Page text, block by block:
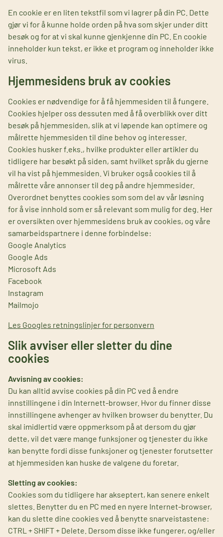
En cookie er en liten tekstfil som vi lagrer på din PC. Dette
gjør vi for å kunne holde orden på hva som skjer under ditt
besøk og for at vi skal kunne gjenkjenne din PC. En cookie
inneholder kun tekst, er ikke et program og inneholder ikke
virus.
Hjemmesidens bruk av cookies
Cookies er nødvendige for å få hjemmesiden til å fungere.
Cookies hjelper oss dessuten med å få overblikk over ditt
besøk på hjemmesiden, slik at vi løpende kan optimere og
målrette hjemmesiden til dine behov og interesser.
Cookies husker f.eks., hvilke produkter eller artikler du
tidligere har besøkt på siden, samt hvilket språk du gjerne
vil ha vist på hjemmesiden. Vi bruker også cookies til å
målrette våre annonser til deg på andre hjemmesider.
Overordnet benyttes cookies som som del av vår løsning
for å vise innhold som er så relevant som mulig for deg. Her
er oversikten over hjemmesidens bruk av cookies, og våre
samarbeidspartnere i denne forbindelse:
Google Analytics
Google Ads
Microsoft Ads
Facebook
Instagram
Mailmojo
Les Googles retningslinjer for personvern
Slik avviser eller sletter du dine
cookies
Avvisning av cookies:
Du kan alltid avvise cookies på din PC ved å endre
innstillingene i din Internett-browser. Hvor du finner disse
innstillingene avhenger av hvilken browser du benytter. Du
skal imidlertid være oppmerksom på at dersom du gjør
dette, vil det være mange funksjoner og tjenester du ikke
kan benytte fordi disse funksjoner og tjenester forutsetter
at hjemmesiden kan huske de valgene du foretar.
Sletting av cookies:
Cookies som du tidligere har akseptert, kan senere enkelt
slettes. Benytter du en PC med en nyere Internet-browser,
kan du slette dine cookies ved å benytte snarveistastene:
CTRL + SHIFT + Delete. Dersom disse ikke fungerer, og/eller